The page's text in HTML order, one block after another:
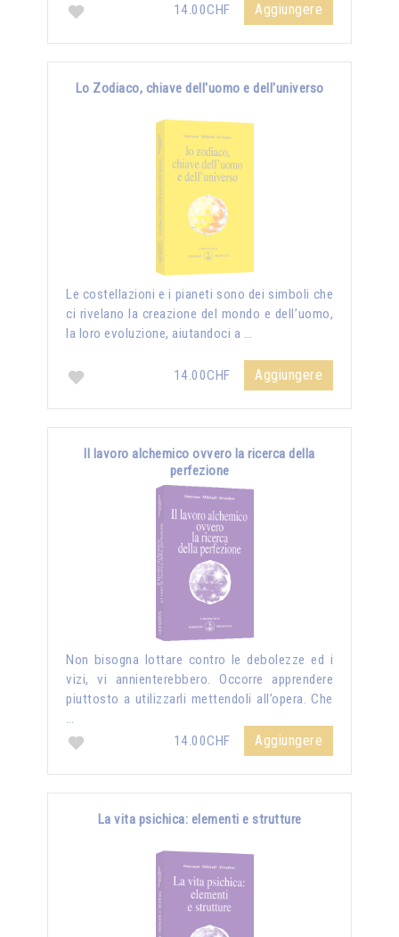
14.00CHF Aggiungere
Lo Zodiaco, chiave dell'uomo e dell'universo
Le costellazioni e i pianeti sono dei simboli che
ci rivelano la creazione del mondo e dell’uomo,
la loro evoluzione, aiutandoci a …
14.00CHF Aggiungere
Il lavoro alchemico ovvero la ricerca della
perfezione
Non bisogna lottare contro le debolezze ed i
vizi, vi annienterebbero. Occorre apprendere
piuttosto a utilizzarli mettendoli all’opera. Che
…
14.00CHF
Aggiungere
La vita psichica: elementi e strutture